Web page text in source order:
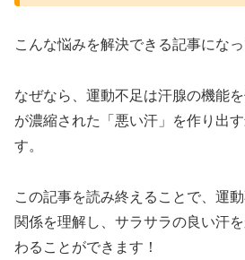
こんな悩みを解決できる記事になっ
なぜなら、運動不足は汗腺の機能
が濃縮された「悪い汗」を作り出
す。
この記事を読み終えることで、運
関係を理解し、サラサラの良い汗
わることができます！